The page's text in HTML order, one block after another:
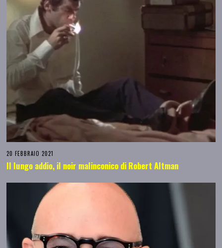
20 FEBBRAIO 2021
Il lungo addio, il noir malinconico di Robert Altman